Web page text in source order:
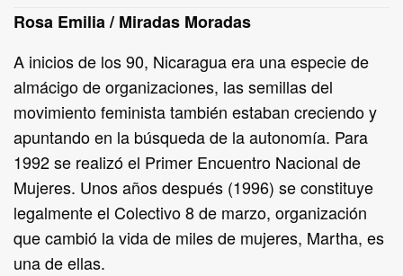
Rosa Emilia / Miradas Moradas
A inicios de los 90, Nicaragua era una especie de
almácigo de organizaciones, las semillas del
movimiento feminista también estaban creciendo y
apuntando en la búsqueda de la autonomía. Para
1992 se realizó el Primer Encuentro Nacional de
Mujeres. Unos años después (1996) se constituye
legalmente el Colectivo 8 de marzo, organización
que cambió la vida de miles de mujeres, Martha, es
una de ellas.